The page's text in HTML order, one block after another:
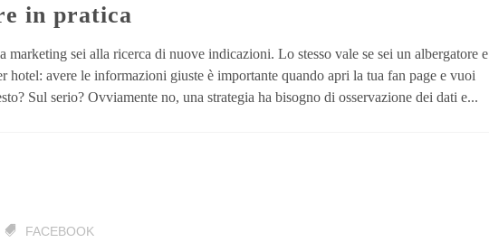
in pratica
marketing sei alla ricerca di nuove indicazioni. Lo stesso vale se sei un albergatore e
hotel: avere le informazioni giuste è importante quando apri la tua fan page e vuoi
Sul serio? Ovviamente no, una strategia ha bisogno di osservazione dei dati e...
FACEBOOK